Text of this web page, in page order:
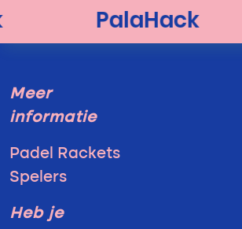
Meer
informatie
Padel Rackets
Spelers
Heb je